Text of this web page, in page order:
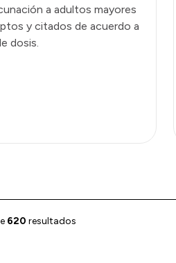
a adultos mayores
y citados de acuerdo a
dosis.
620 resultados